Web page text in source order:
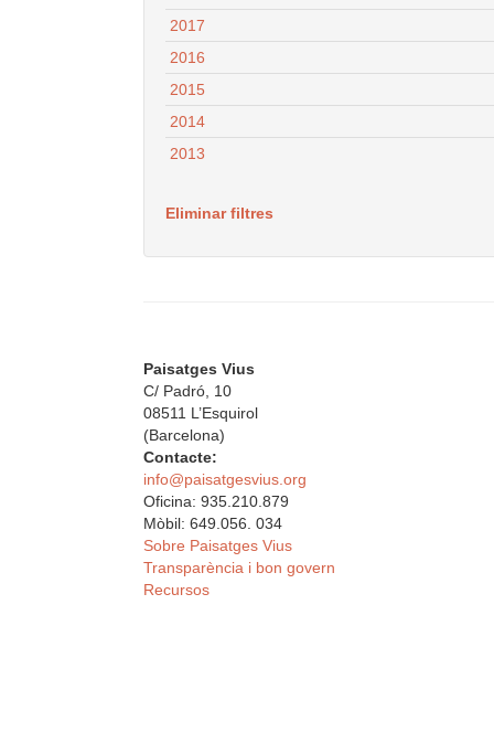
2017
2016
2015
2014
2013
Eliminar filtres
Paisatges Vius
C/ Padró, 10
08511 L’Esquirol
(Barcelona)
Contacte:
info@paisatgesvius.org
Oficina: 935.210.879
Mòbil: 649.056. 034
Sobre Paisatges Vius
Transparència i bon govern
Recursos